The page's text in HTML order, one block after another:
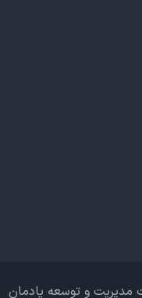
و توسعه یادمان